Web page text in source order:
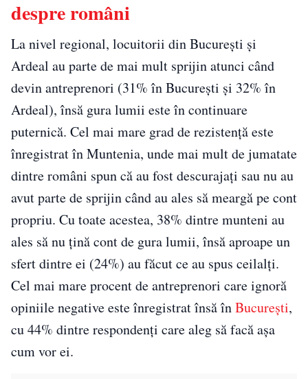
despre români
La nivel regional, locuitorii din București și
Ardeal au parte de mai mult sprijin atunci când
devin antreprenori (31% în București și 32% în
Ardeal), însă gura lumii este în continuare
puternică. Cel mai mare grad de rezistență este
înregistrat în Muntenia, unde mai mult de jumatate
dintre români spun că au fost descurajați sau nu au
avut parte de sprijin când au ales să meargă pe cont
propriu. Cu toate acestea, 38% dintre munteni au
ales să nu țină cont de gura lumii, însă aproape un
sfert dintre ei (24%) au făcut ce au spus ceilalți.
Cel mai mare procent de antreprenori care ignoră
opiniile negative este înregistrat însă înBucurești,
cu 44% dintre respondenți care aleg să facă așa
cum vor ei.